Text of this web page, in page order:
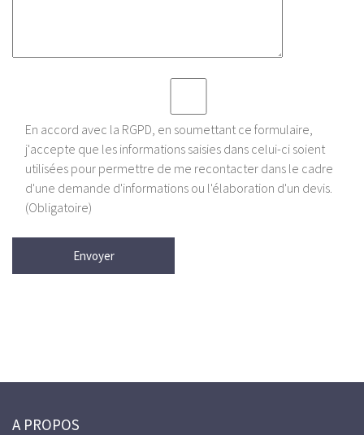
En accord avec la RGPD, en soumettant ce formulaire,
j'accepte que les informations saisies dans celui-ci soient
utilisées pour permettre de me recontacter dans le cadre
d'une demande d'informations ou l'élaboration d'un devis.
(Obligatoire)
A PROPOS